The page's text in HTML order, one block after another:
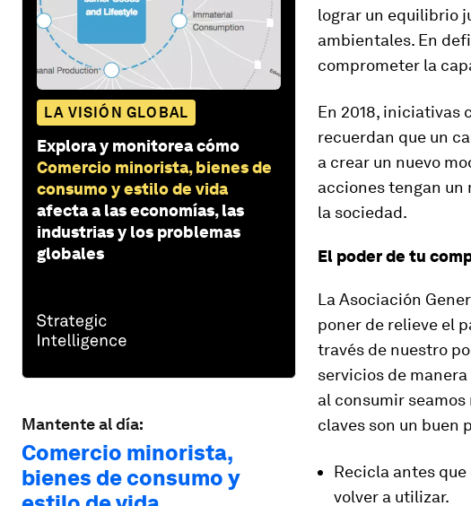
LA VISIÓN GLOBAL
Explora y monitorea cómo
Comercio minorista, bienes de
consumo y estilo de vida
afecta a las economías, las
industrias y los problemas
globales
Mantente al día:
Comercio minorista,
bienes de consumo y
lograr un equilibrio
ambientales. En
comprometer la
En 2018, iniciativas
recuerdan que un
a crear un nuevo
acciones tengan un
la sociedad.
El poder de tu
La Asociación
poner de relieve el
través de nuestro
servicios de
al consumir
claves son un buen
Recicla antes
volver a utilizar.